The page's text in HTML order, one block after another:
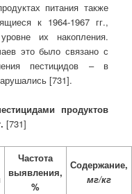
питания также
к 1964-1967 гг.,
их накопления.
это было связано с
пестицидов – в
[731].
продуктов
[731]
Частота
выявления,
%
Содержание,
мг/кг